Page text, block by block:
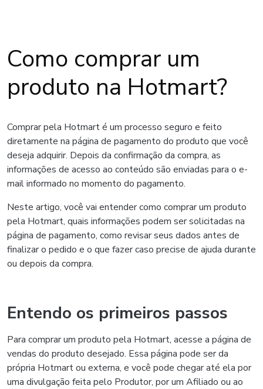
Como comprar um
produto na Hotmart?
Comprar pela Hotmart é um processo seguro e feito
diretamente na página de pagamento do produto que você
deseja adquirir. Depois da confirmação da compra, as
informações de acesso ao conteúdo são enviadas para o e-
mail informado no momento do pagamento.
Neste artigo, você vai entender como comprar um produto
pela Hotmart, quais informações podem ser solicitadas na
página de pagamento, como revisar seus dados antes de
finalizar o pedido e o que fazer caso precise de ajuda durante
ou depois da compra.
Entendo os primeiros passos
Para comprar um produto pela Hotmart, acesse a página de
vendas do produto desejado. Essa página pode ser da
própria Hotmart ou externa, e você pode chegar até ela por
uma divulgação feita pelo Produtor, por um Afiliado ou ao